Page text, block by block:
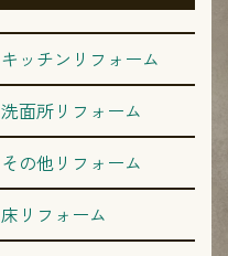
キッチンリフォーム
洗面所リフォーム
その他リフォーム
床リフォーム